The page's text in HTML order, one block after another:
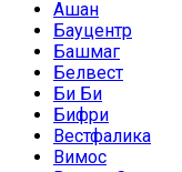
Ашан
Бауцентр
Башмаг
Белвест
Би Би
Бифри
Вестфалика
Вимос